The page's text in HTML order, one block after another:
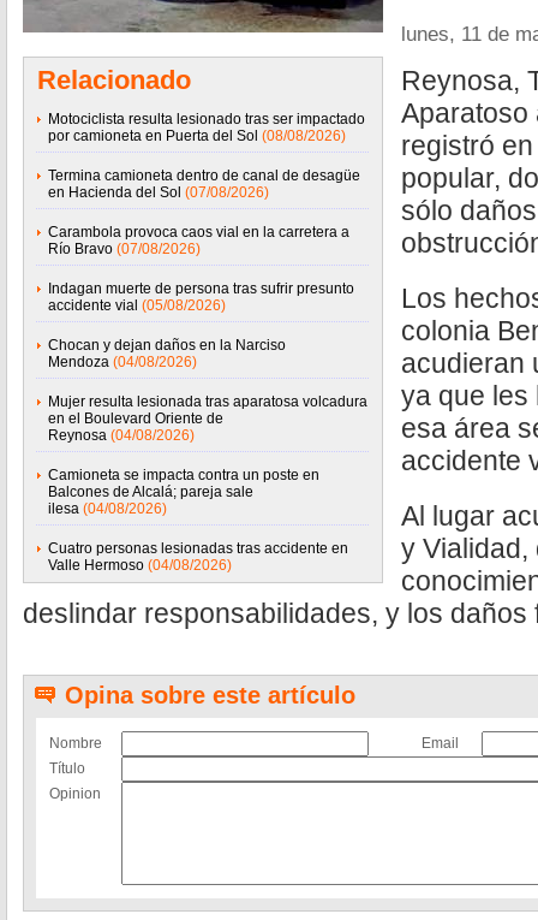
Relacionado
Motociclista resulta lesionado tras ser impactado
por camioneta en Puerta del Sol (08/08/2026)
Termina camioneta dentro de canal de desagüe
en Hacienda del Sol (07/08/2026)
Carambola provoca caos vial en la carretera a
Río Bravo (07/08/2026)
Indagan muerte de persona tras sufrir presunto
accidente vial (05/08/2026)
Chocan y dejan daños en la Narciso
Mendoza (04/08/2026)
Mujer resulta lesionada tras aparatosa volcadura
en el Boulevard Oriente de
Reynosa (04/08/2026)
Camioneta se impacta contra un poste en
Balcones de Alcalá; pareja sale
ilesa (04/08/2026)
Cuatro personas lesionadas tras accidente en
Valle Hermoso (04/08/2026)
lunes, 11 de
Reynosa,
Aparatoso
registró
popular,
sólo
Los
colonia
acudieran
ya que les
esa área
accidente
Al lugar
y Vialidad,
deslindar responsabilidades, y los daños
Opina sobre este artículo
Nombre
Email
Título
Opinion